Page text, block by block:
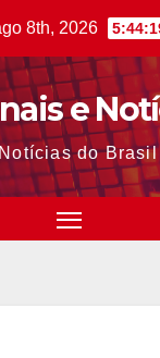
8th, 2026
e
do Brasil